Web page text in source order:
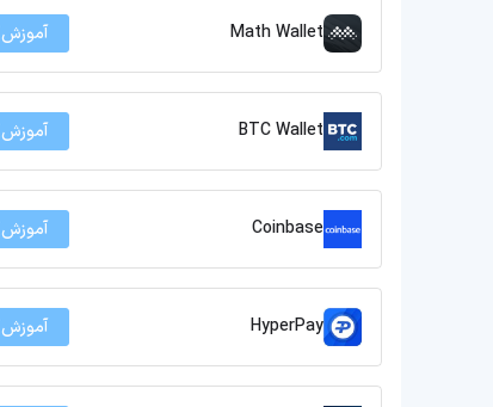
Math Wallet آموزش
BTC Wallet آموزش
Coinbase آموزش
HyperPay آموزش